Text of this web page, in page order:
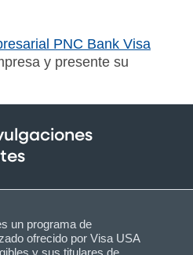
PNC Bank Visa
y presente su
un programa de
ofrecido por Visa USA
y sus titulares de